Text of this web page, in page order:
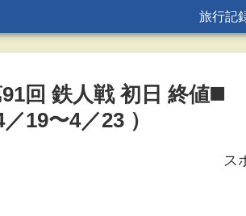
旅行記
回 鉄人戦 初日 終値◼️
／19〜4／23 ）
ス